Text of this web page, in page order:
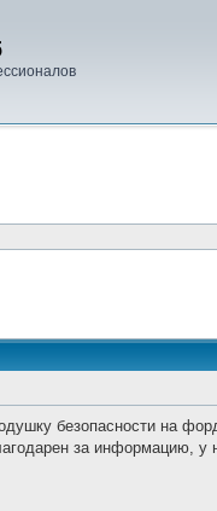
безопасности на
за информацию, у